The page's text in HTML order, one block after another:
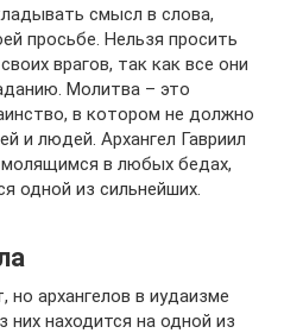
смысл в слова,
просьбе. Нельзя просить
врагов, так как все они
Молитва – это
в котором не должно
и людей. Архангел Гавриил
в любых бедах,
одной из сильнейших.
архангелов в иудаизме
находится на одной из